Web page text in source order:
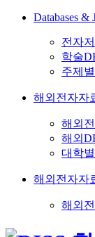
Databases &
전자
학술
주제
해외전자자
해외
해외
대학
해외전자자
해외